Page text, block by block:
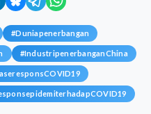
#Duniapenerbangan
#IndustripenerbanganChina